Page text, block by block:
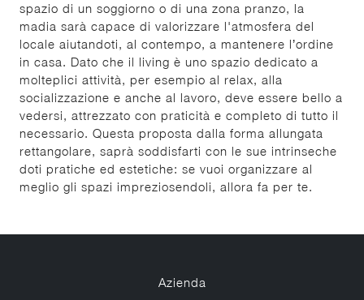
spazio di un soggiorno o di una zona pranzo, la
madia sarà capace di valorizzare l'atmosfera del
locale aiutandoti, al contempo, a mantenere l’ordine
in casa. Dato che il living è uno spazio dedicato a
molteplici attività, per esempio al relax, alla
socializzazione e anche al lavoro, deve essere bello a
vedersi, attrezzato con praticità e completo di tutto il
necessario. Questa proposta dalla forma allungata
rettangolare, saprà soddisfarti con le sue intrinseche
doti pratiche ed estetiche: se vuoi organizzare al
meglio gli spazi impreziosendoli, allora fa per te.
Azienda